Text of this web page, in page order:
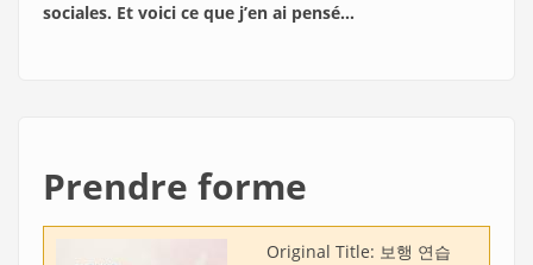
sociales. Et voici ce que j’en ai pensé…
Prendre forme
Original Title: 보행 연습